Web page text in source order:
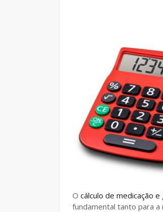
O cálculo de medicação
fundamental tanto para